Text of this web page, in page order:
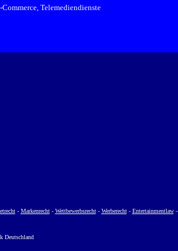
Telemediendienste
- Markenrecht- Wettbewerbsrecht- Werberecht- Entertainmentlaw-
Deutschland